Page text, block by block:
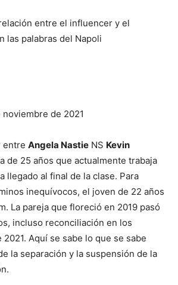
entre el influencer y el
las palabras del Napoli
noviembre de 2021
entre Angela Nastie NS Kevin
de 25 años que actualmente trabaja
llegado al final de la clase. Para
inequívocos, el joven de 22 años
La pareja que floreció en 2019 pasó
incluso reconciliación en los
Aquí se sabe lo que se sabe
la separación y la suspensión de la